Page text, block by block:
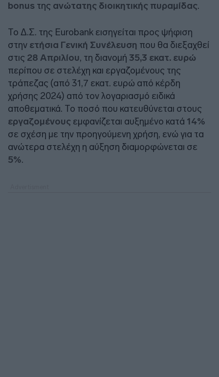
bonus της ανώτατης διοικητικής πυραμίδας.
Το Δ.Σ. της Eurobank εισηγείται προς ψήφιση
στην ετήσια Γενική Συνέλευση που θα διεξαχθεί
στις 28 Απριλίου, τη διανομή 35,3 εκατ. ευρώ
περίπου σε στελέχη και εργαζομένους της
τράπεζας (από 31,7 εκατ. ευρώ από κέρδη
χρήσης 2024) από τον λογαριασμό ειδικά
αποθεματικά. Το ποσό που κατευθύνεται στους
εργαζομένους εμφανίζεται αυξημένο κατά 14%
σε σχέση με την προηγούμενη χρήση, ενώ για τα
ανώτερα στελέχη η αύξηση διαμορφώνεται σε
5%.